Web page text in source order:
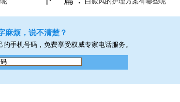
麻烦，说不清楚？
手机号码，免费享受权威专家电话服务。